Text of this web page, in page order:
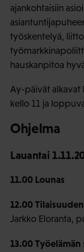
ajankohtaisiin
työskentelyä,
hauskanpitoa
Ay-päivät alkavat
kello 11 ja
Ohjelma
Lauantai
11.00 Lounas
12.00
Jarkko Eloranta,
13.00